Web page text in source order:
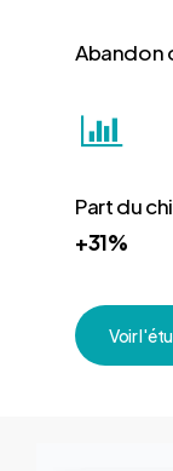
Abandon
Part du
+31%
Voir